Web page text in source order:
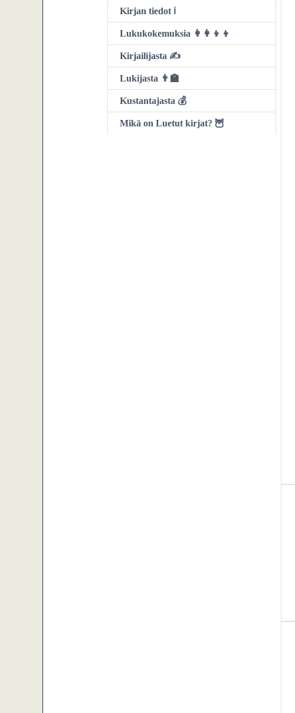
Kirjan tiedot ℹ️
Lukukokemuksia 👩‍👩‍👦‍👦
Kirjailijasta ✍️
Lukijasta 👨‍🏫
Kustantajasta 💰
Mikä on Luetut kirjat? 🦉